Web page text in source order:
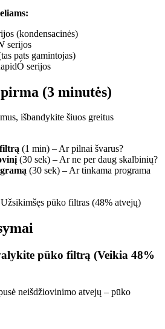
(kondensacinės)
serijos
pats gamintojas)
serijos
(3 minutės)
išbandykite šiuos greitus
(1 min) – Ar pilnai švarus?
(30 sek) – Ar ne per daug skalbinių?
(30 sek) – Ar tinkama programa
Užsikimšęs pūko filtras (48% atvejų)
pūko filtrą (Veikia 48%
neišdžiovinimo atvejų – pūko